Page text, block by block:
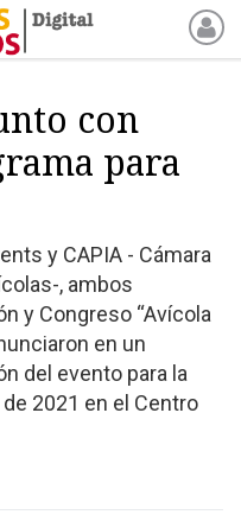
con
para
y CAPIA - Cámara
, ambos
y Congreso “Avícola
en un
del evento para la
2021 en el Centro